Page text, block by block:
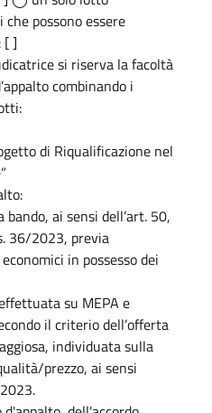
possono essere
[ ]
si riserva la facoltà
combinando i
di Riqualificazione nel
ai sensi dell’art. 50,
36/2023, previa
in possesso dei
su MEPA e
il criterio dell’offerta
individuata sulla
prezzo, ai sensi